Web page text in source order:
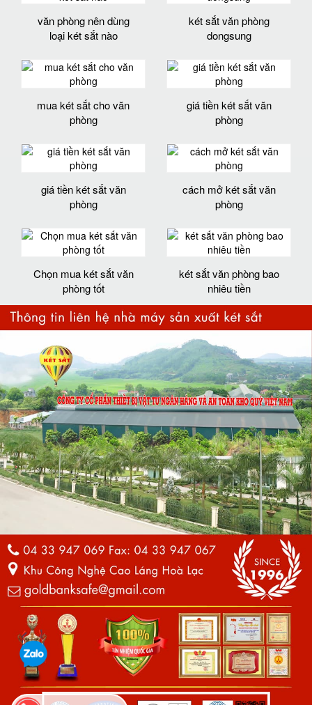
văn phòng nên dùng
loại két sắt nào
két sắt văn phòng
dongsung
mua két sắt cho văn
phòng
giá tiền két sắt văn
phòng
giá tiền két sắt văn
phòng
cách mở két sắt văn
phòng
Chọn mua két sắt văn
phòng tốt
két sắt văn phòng bao
nhiêu tiền